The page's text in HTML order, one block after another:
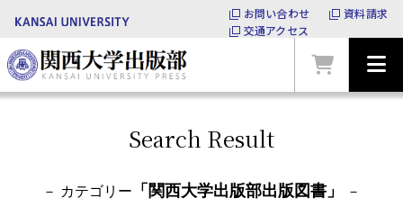
お問い合わせ
資料請求
交通アクセス
Search Result
－ カテゴリー 「関西大学出版部出版図書」 －